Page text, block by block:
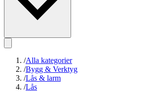
/Alla kategorier
/Bygg & Verktyg
/Lås & larm
/Lås